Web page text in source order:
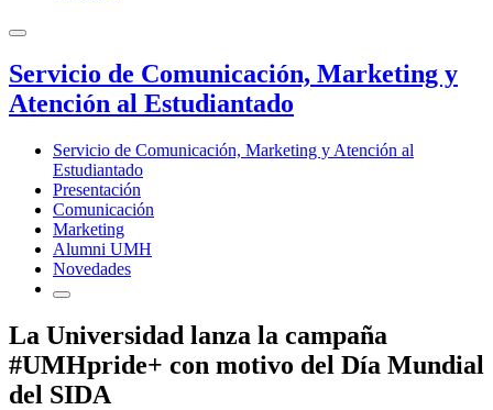
Servicio de Comunicación, Marketing y
Atención al Estudiantado
Servicio de Comunicación, Marketing y Atención al
Estudiantado
Presentación
Comunicación
Marketing
Alumni UMH
Novedades
La Universidad lanza la campaña
#UMHpride+ con motivo del Día Mundial
del SIDA